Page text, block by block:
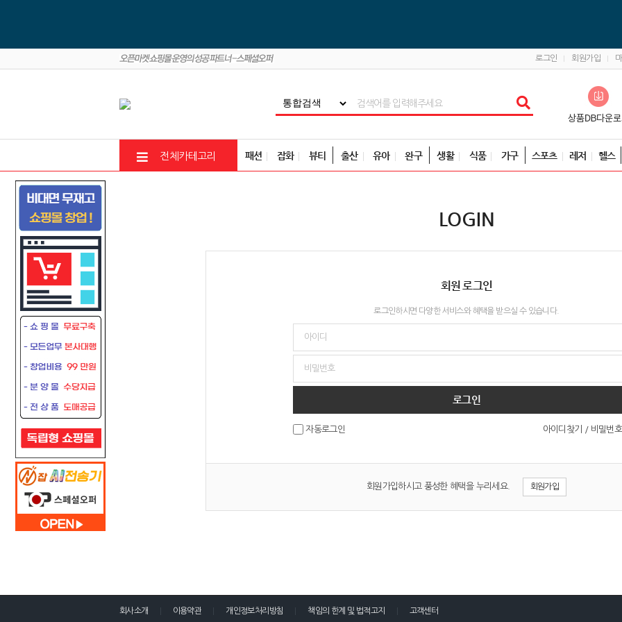
로그인 회원가입
전체카테고리 패션 잡화 뷰티 출산 유아 완구 생활 식품 가구 스포츠 레저 헬스
LOGIN
회원 로그인
로그인하시면 다양한 서비스와 혜택을 받으실 수 있습니다.
로그인
자동로그인 아이디찾기 / 비밀번
회원가입하시고 풍성한 혜택을 누리세요. 회원가입
회사소개 이용약관 개인정보처리방침 책임의 한계 및 법적고지 고객센터